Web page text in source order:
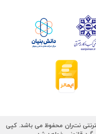
نت‌ران محفوظ می باشد. کپی